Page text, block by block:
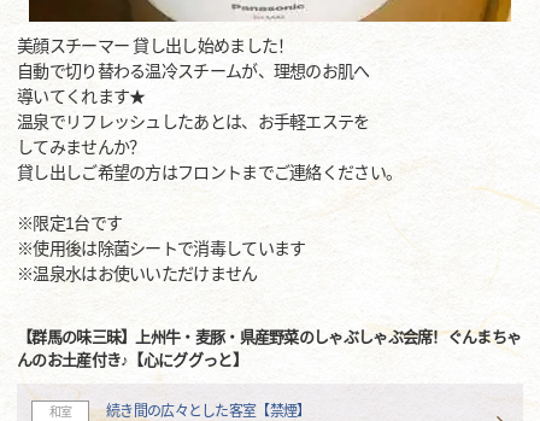
美顔スチーマー 貸し出し始めました！
自動で切り替わる温冷スチームが、理想のお肌へ
導いてくれます★
温泉でリフレッシュしたあとは、お手軽エステを
してみませんか？
貸し出しご希望の方はフロントまでご連絡ください。
※限定1台です
※使用後は除菌シートで消毒しています
※温泉水はお使いいただけません
【群馬の味三昧】上州牛・麦豚・県産野菜のしゃぶしゃぶ会席！ぐんまちゃ
んのお土産付き♪【心にググっと】
和室 続き間の広々とした客室【禁煙】